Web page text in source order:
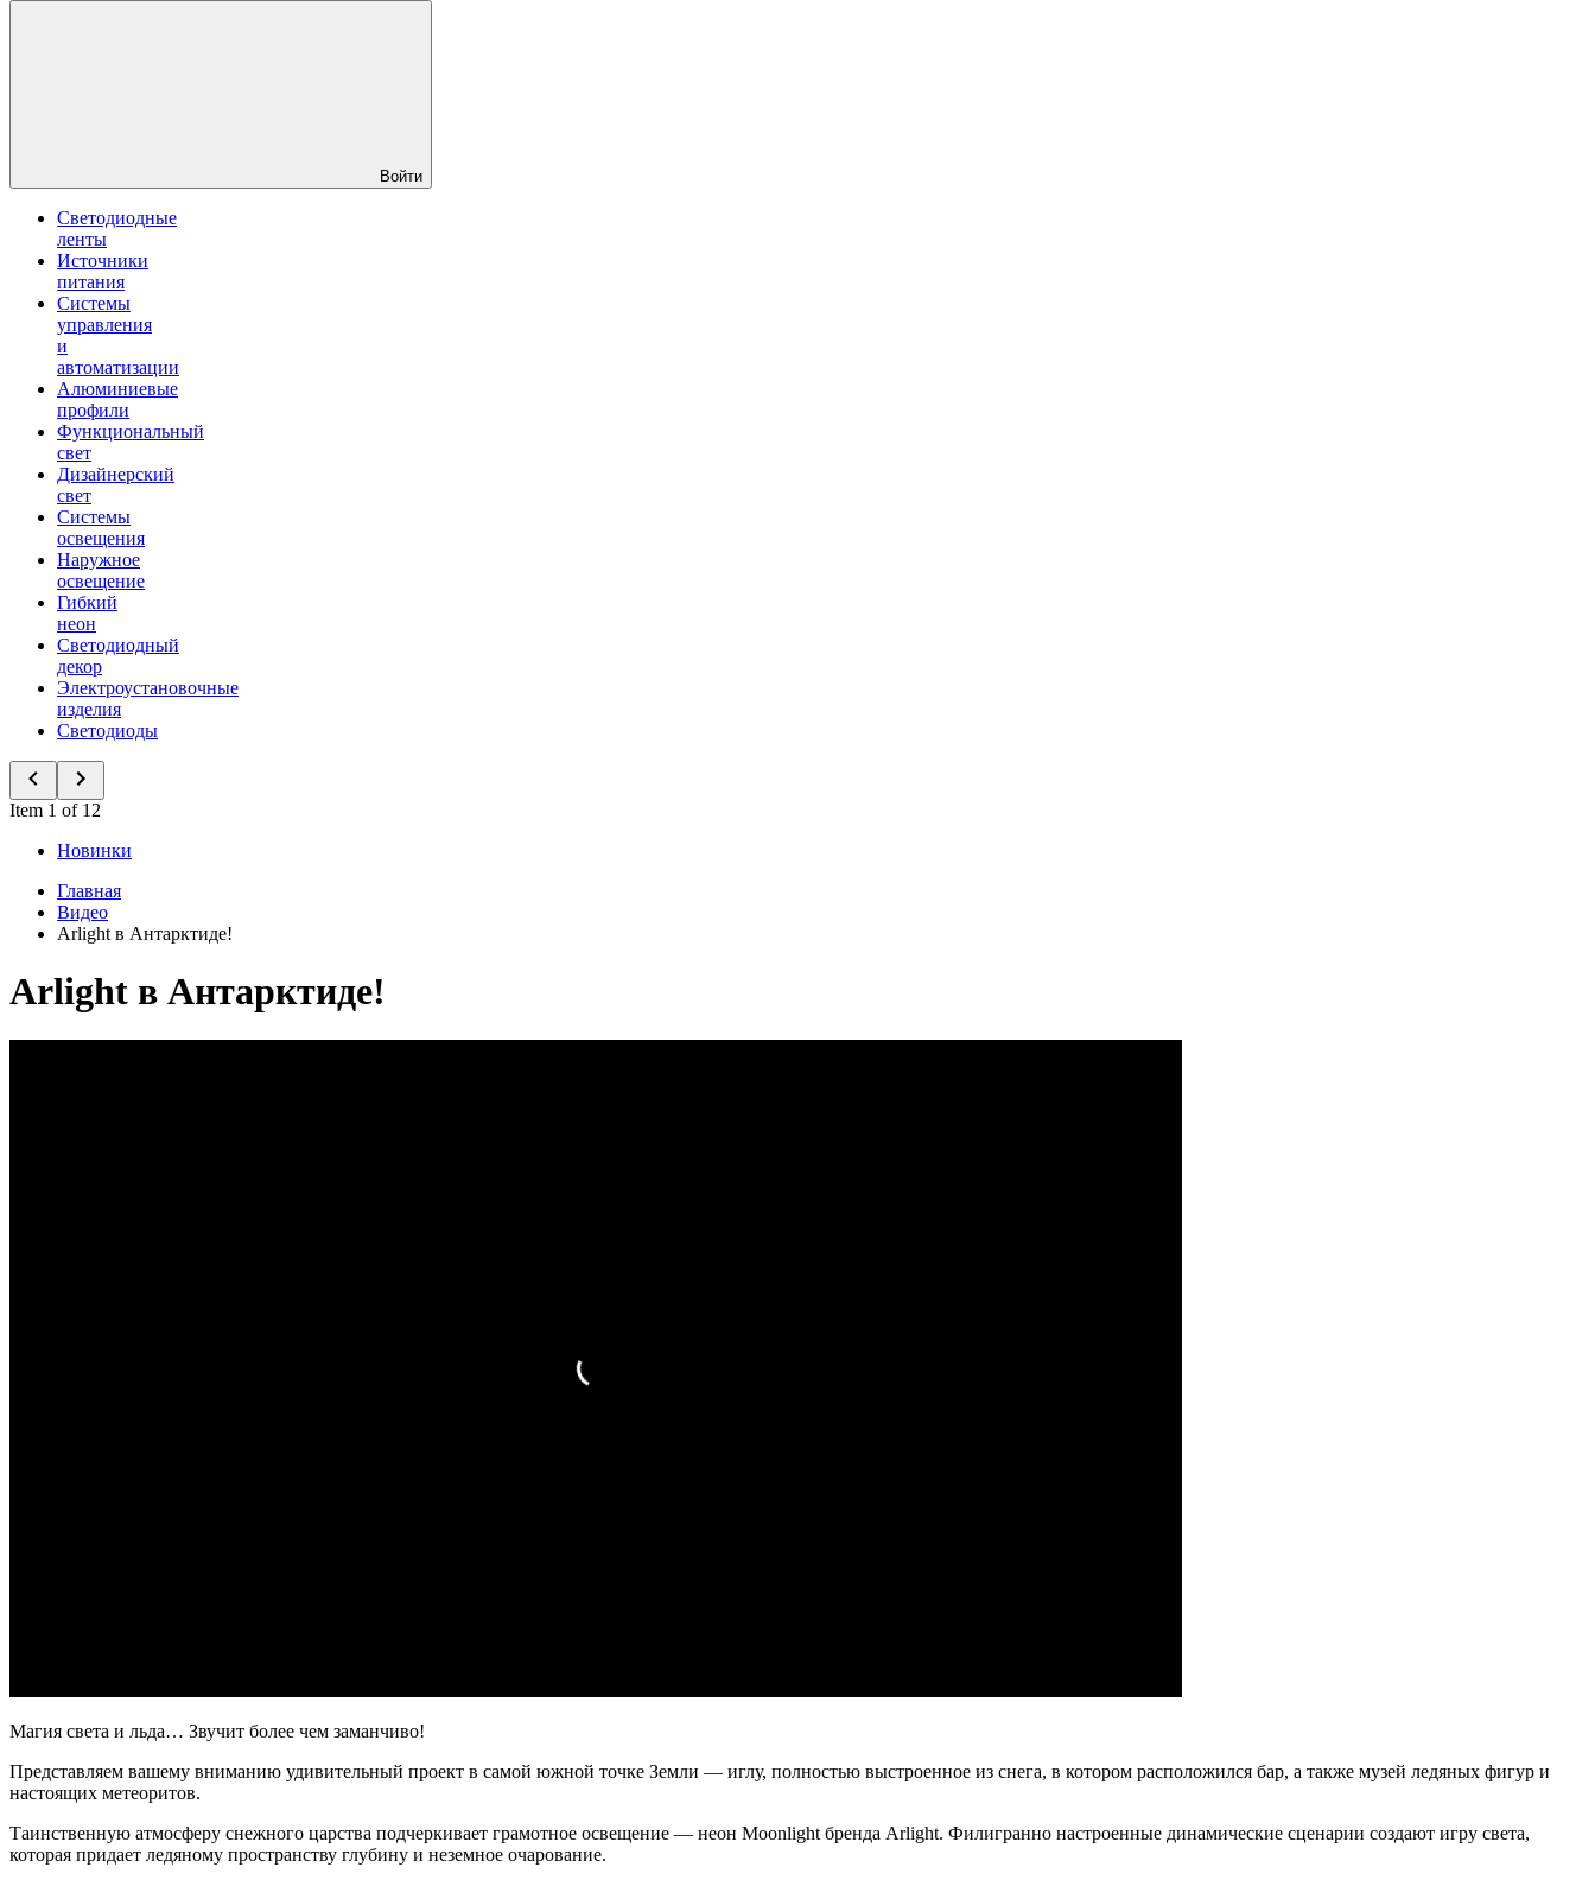
Войти
Светодиодные
ленты
Источники
питания
Системы
управления
и
автоматизации
Алюминиевые
профили
Функциональный
свет
Дизайнерский
свет
Системы
освещения
Наружное
освещение
Гибкий
неон
Светодиодный
декор
Электроустановочные
изделия
Светодиоды
Item 1 of 12
Новинки
Главная
Видео
Arlight в Антарктиде!
Arlight в Антарктиде!
Магия света и льда… Звучит более чем заманчиво!
Представляем вашему вниманию удивительный проект в самой южной точке Земли — иглу, полностью выстроенное из снега, в котором расположился бар, а также музей ледяных фигур и
настоящих метеоритов.
Таинственную атмосферу снежного царства подчеркивает грамотное освещение — неон Moonlight бренда Arlight. Филигранно настроенные динамические сценарии создают игру света,
которая придает ледяному пространству глубину и неземное очарование.